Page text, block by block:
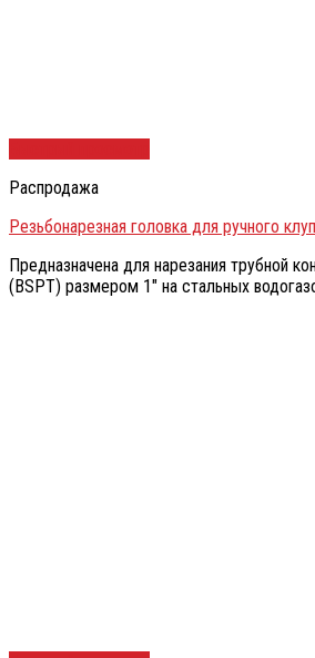
Распродажа
Резьбонарезная головка для ручного
Предназначена для нарезания трубной
(BSPT) размером 1″ на стальных